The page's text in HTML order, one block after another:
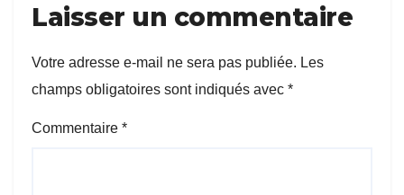
Laisser un commentaire
Votre adresse e-mail ne sera pas publiée. Les
champs obligatoires sont indiqués avec *
Commentaire *